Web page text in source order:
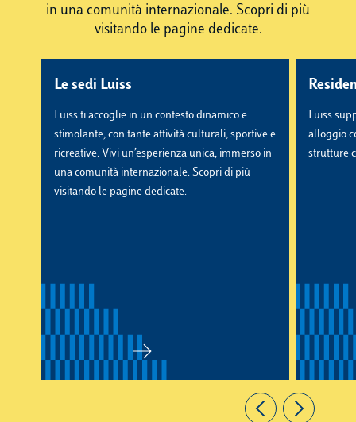
in una comunità internazionale. Scopri di più
visitando le pagine dedicate.
Le sedi Luiss
Luiss ti accoglie in un contesto dinamico e
stimolante, con tante attività culturali, sportive e
ricreative. Vivi un’esperienza unica, immerso in
una comunità internazionale. Scopri di più
visitando le pagine dedicate.
Luiss
alloggio
strutture